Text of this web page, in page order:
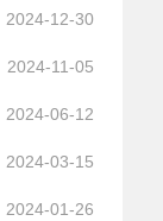
2024-12-30
2024-11-05
2024-06-12
2024-03-15
2024-01-26